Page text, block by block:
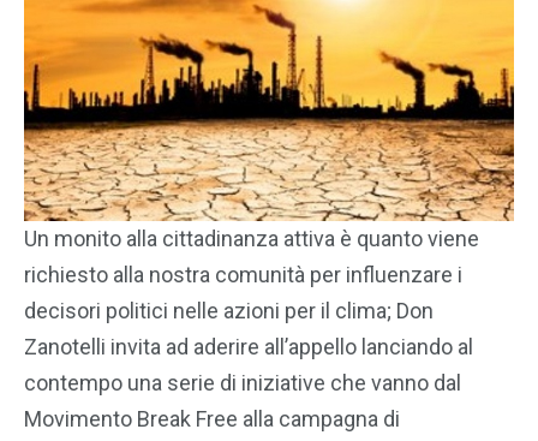
Un monito alla cittadinanza attiva è quanto viene
richiesto alla nostra comunità per influenzare i
decisori politici nelle azioni per il clima; Don
Zanotelli invita ad aderire all’appello lanciando al
contempo una serie di iniziative che vanno dal
Movimento Break Free alla campagna di